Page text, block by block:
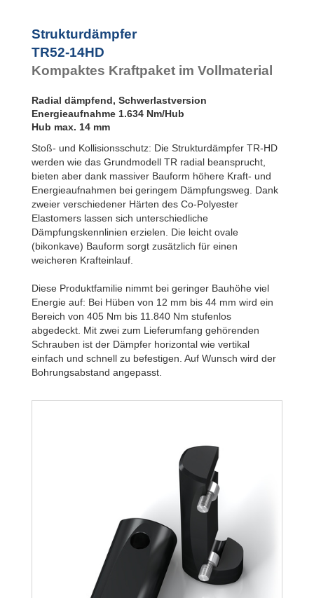
TR93-24HD
Strukturdämpfer
TR52-14HD
Kompaktes Kraftpaket im Vollmaterial
Radial dämpfend, Schwerlastversion
Energieaufnahme 1.634 Nm/Hub
Hub max. 14 mm
Stoß- und Kollisionsschutz: Die Strukturdämpfer TR-HD
werden wie das Grundmodell TR radial beansprucht,
bieten aber dank massiver Bauform höhere Kraft- und
Energieaufnahmen bei geringem Dämpfungsweg. Dank
zweier verschiedener Härten des Co-Polyester
Elastomers lassen sich unterschiedliche
Dämpfungskennlinien erzielen. Die leicht ovale
(bikonkave) Bauform sorgt zusätzlich für einen
weicheren Krafteinlauf.
Diese Produktfamilie nimmt bei geringer Bauhöhe viel
Energie auf: Bei Hüben von 12 mm bis 44 mm wird ein
Bereich von 405 Nm bis 11.840 Nm stufenlos
abgedeckt. Mit zwei zum Lieferumfang gehörenden
Schrauben ist der Dämpfer horizontal wie vertikal
einfach und schnell zu befestigen. Auf Wunsch wird der
Bohrungsabstand angepasst.